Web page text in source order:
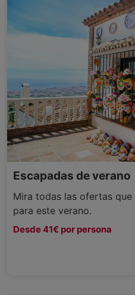
Escapadas de verano
Mira todas las ofertas
para este verano.
Desde 41€ por persona